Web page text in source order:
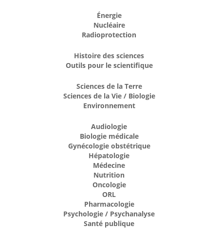
Énergie
Nucléaire
Radioprotection
Histoire des sciences
Outils pour le scientifique
Sciences de la Terre
Sciences de la Vie / Biologie
Environnement
Audiologie
Biologie médicale
Gynécologie obstétrique
Hépatologie
Médecine
Nutrition
Oncologie
ORL
Pharmacologie
Psychologie / Psychanalyse
Santé publique